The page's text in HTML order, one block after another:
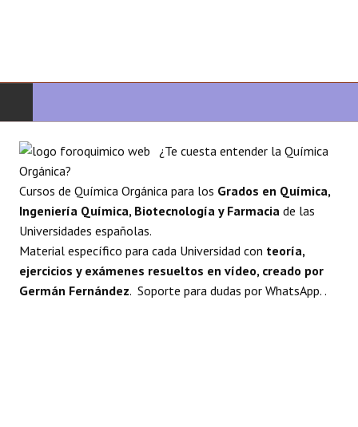
INICIO
QUÍMICA ORGÁNICA
ORGÁNICA AVANZADA
HETEROCICLOS
SÍNTESIS
¿Te cuesta entender la Química
Orgánica?
Cursos de Química Orgánica para los Grados en Química,
Ingeniería Química, Biotecnología y Farmacia de las
Universidades españolas.
Material específico para cada Universidad con teoría,
ejercicios y exámenes resueltos en vídeo, creado por
Germán Fernández. Soporte para dudas por WhatsApp. .